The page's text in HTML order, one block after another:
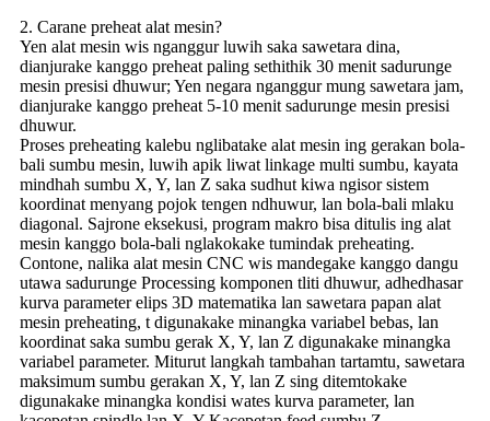
2. Carane preheat alat mesin?
Yen alat mesin wis nganggur luwih saka sawetara dina,
dianjurake kanggo preheat paling sethithik 30 menit sadurunge
mesin presisi dhuwur; Yen negara nganggur mung sawetara jam,
dianjurake kanggo preheat 5-10 menit sadurunge mesin presisi
dhuwur.
Proses preheating kalebu nglibatake alat mesin ing gerakan bola-
bali sumbu mesin, luwih apik liwat linkage multi sumbu, kayata
mindhah sumbu X, Y, lan Z saka sudhut kiwa ngisor sistem
koordinat menyang pojok tengen ndhuwur, lan bola-bali mlaku
diagonal. Sajrone eksekusi, program makro bisa ditulis ing alat
mesin kanggo bola-bali nglakokake tumindak preheating.
Contone, nalika alat mesin CNC wis mandegake kanggo dangu
utawa sadurunge Processing komponen tliti dhuwur, adhedhasar
kurva parameter elips 3D matematika lan sawetara papan alat
mesin preheating, t digunakake minangka variabel bebas, lan
koordinat saka sumbu gerak X, Y, lan Z digunakake minangka
variabel parameter. Miturut langkah tambahan tartamtu, sawetara
maksimum sumbu gerakan X, Y, lan Z sing ditemtokake
digunakake minangka kondisi wates kurva parameter, lan